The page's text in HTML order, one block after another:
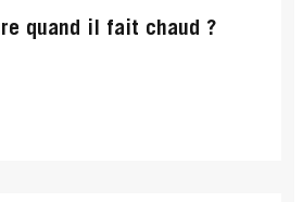
quand il fait chaud ?